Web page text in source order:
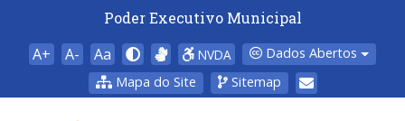
Poder Executivo Municipal
A+ A- Aa NVDA
Dados Abertos
Mapa do Site
Sitemap